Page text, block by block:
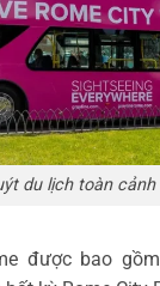
du lịch toàn cảnh
được bao